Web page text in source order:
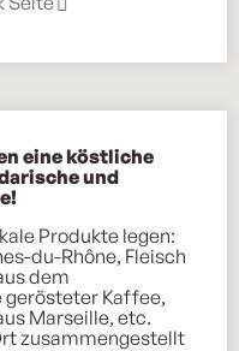
eine köstliche
und
Produkte legen:
du-Rhône, Fleisch
dem
Kaffee,
Marseille, etc.
zusammengestellt